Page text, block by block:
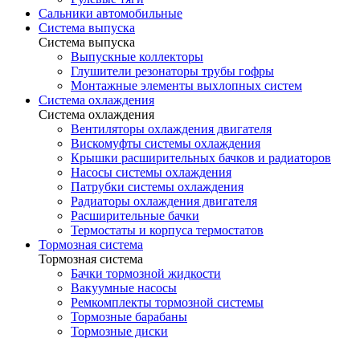
Сальники автомобильные
Система выпуска
Система выпуска
Выпускные коллекторы
Глушители резонаторы трубы гофры
Монтажные элементы выхлопных систем
Система охлаждения
Система охлаждения
Вентиляторы охлаждения двигателя
Вискомуфты системы охлаждения
Крышки расширительных бачков и радиаторов
Насосы системы охлаждения
Патрубки системы охлаждения
Радиаторы охлаждения двигателя
Расширительные бачки
Термостаты и корпуса термостатов
Тормозная система
Тормозная система
Бачки тормозной жидкости
Вакуумные насосы
Ремкомплекты тормозной системы
Тормозные барабаны
Тормозные диски